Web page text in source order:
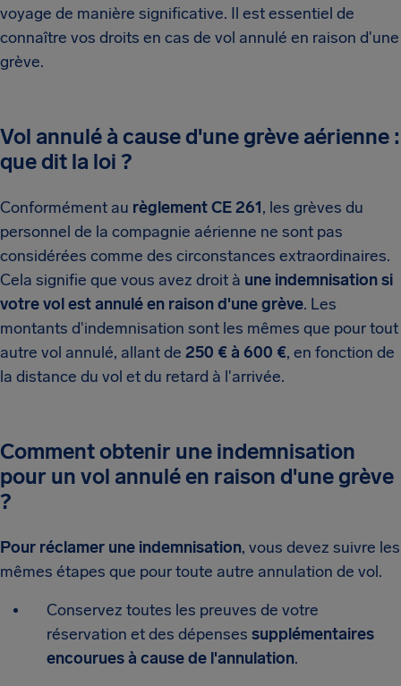
voyage de manière significative. Il est essentiel de
connaître vos droits en cas de vol annulé en raison d'une
grève.
Vol annulé à cause d'une grève aérienne :
que dit la loi ?
Conformément au règlement CE 261, les grèves du
personnel de la compagnie aérienne ne sont pas
considérées comme des circonstances extraordinaires.
Cela signifie que vous avez droit à une indemnisation si
votre vol est annulé en raison d'une grève. Les
montants d'indemnisation sont les mêmes que pour tout
autre vol annulé, allant de 250 € à 600 €, en fonction de
la distance du vol et du retard à l'arrivée.
Comment obtenir une indemnisation
pour un vol annulé en raison d'une grève
?
Pour réclamer une indemnisation, vous devez suivre les
mêmes étapes que pour toute autre annulation de vol.
Conservez toutes les preuves de votre
réservation et des dépenses supplémentaires
encourues à cause de l'annulation.